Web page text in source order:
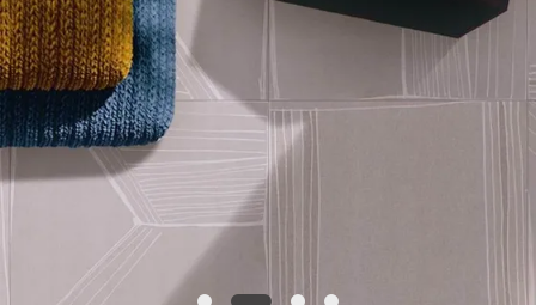
PLAN
DU
SITE
POLITIQUE
CONFIDENTIALITÉ